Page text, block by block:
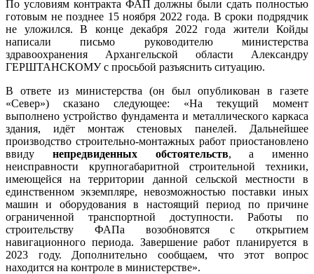
По условиям контракта ФАП должны были сдать полностью
готовым не позднее 15 ноября 2022 года. В сроки подрядчик
не уложился. В конце декабря 2022 года жители Койды
написали письмо руководителю министерства
здравоохранения Архангельской области Александру
ГЕРШТАНСКОМУ с просьбой разъяснить ситуацию.
В ответе из министерства (он был опубликован в газете
«Север») сказано следующее: «На текущий момент
выполнено устройство фундамента и металлического каркаса
здания, идёт монтаж стеновых панелей. Дальнейшее
производство строительно-монтажных работ приостановлено
ввиду непредвиденных обстоятельств, а именно
неисправности крупногабаритной строительной техники,
имеющейся на территории данной сельской местности в
единственном экземпляре, невозможностью поставки иных
машин и оборудования в настоящий период по причине
ограниченной транспортной доступности. Работы по
строительству ФАПа возобновятся с открытием
навигационного периода. Завершение работ планируется в
2023 году. Дополнительно сообщаем, что этот вопрос
находится на контроле в министерстве».